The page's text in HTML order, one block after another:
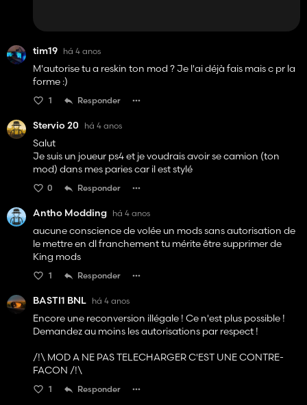
tim19 há 4 anos
M'autorise tu a reskin ton mod ? Je l'ai déjà fais mais c pr la
forme :)
1 Responder
Stervio 20 há 4 anos
Salut
Je suis un joueur ps4 et je voudrais avoir se camion (ton
mod) dans mes paries car il est stylé
0 Responder
Antho Modding há 4 anos
aucune conscience de volée un mods sans autorisation de
le mettre en dl franchement tu mérite être supprimer de
King mods
1 Responder
BASTI1 BNL há 4 anos
Encore une reconversion illégale ! Ce n'est plus possible !
Demandez au moins les autorisations par respect !
/!\ MOD A NE PAS TELECHARGER C'EST UNE CONTRE-
FACON /!\
1 Responder